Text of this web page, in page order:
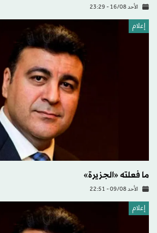
الأحد 16/08 - 23:29
إعلام
ما فعلته «الجزيرة»
الأحد 09/08 - 22:51
إعلام